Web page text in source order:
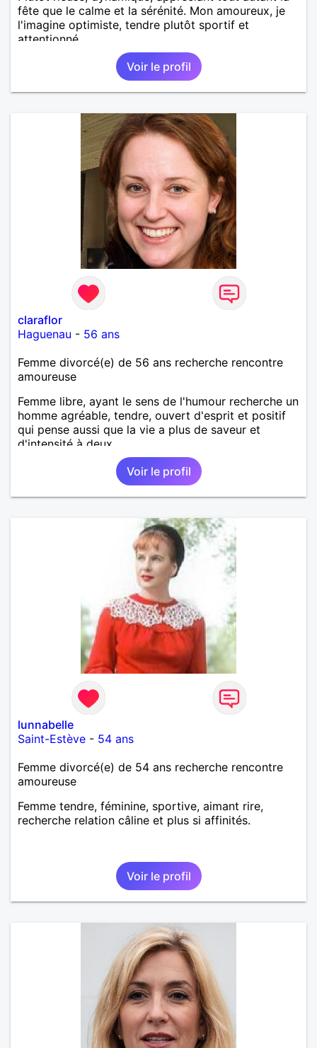
fête que le calme et la sérénité. Mon amoureux, je
l'imagine optimiste, tendre plutôt sportif et
attentionné.
Voir le profil
claraflor
Haguenau - 56 ans
Femme divorcé(e) de 56 ans recherche rencontre
amoureuse
Femme libre, ayant le sens de l'humour recherche un
homme agréable, tendre, ouvert d'esprit et positif
qui pense aussi que la vie a plus de saveur et
d'intensité à deux.
Voir le profil
lunnabelle
Saint-Estève - 54 ans
Femme divorcé(e) de 54 ans recherche rencontre
amoureuse
Femme tendre, féminine, sportive, aimant rire,
recherche relation câline et plus si affinités.
Voir le profil